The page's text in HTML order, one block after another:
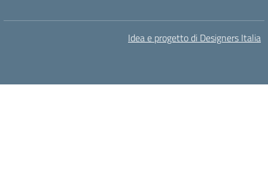
Idea e progetto di Designers Italia